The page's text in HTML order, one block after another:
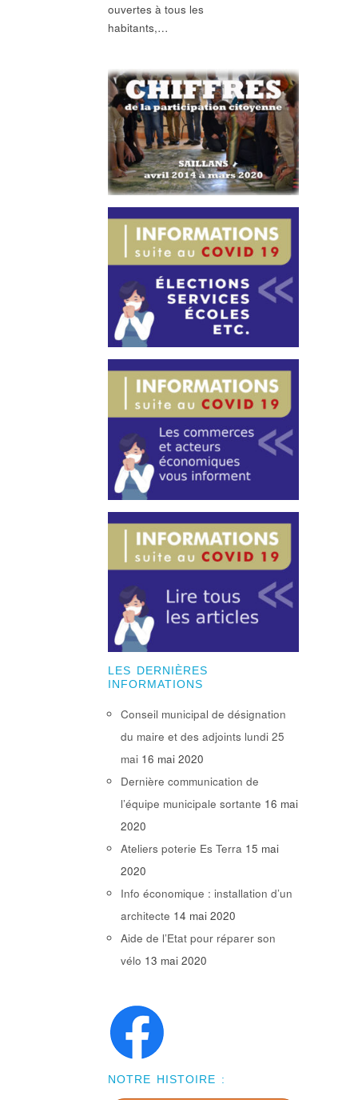
ouvertes à tous les
habitants,…
LES DERNIÈRES
INFORMATIONS
Conseil municipal de désignation
du maire et des adjoints lundi 25
mai 16 mai 2020
Dernière communication de
l’équipe municipale sortante 16 mai
2020
Ateliers poterie Es Terra 15 mai
2020
Info économique : installation d’un
architecte 14 mai 2020
Aide de l’Etat pour réparer son
vélo 13 mai 2020
NOTRE HISTOIRE :